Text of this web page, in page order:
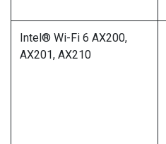
Intel® Wi-Fi 6 AX200,
AX201, AX210